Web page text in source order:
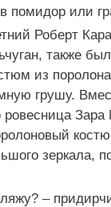
помидор или
Роберт
также
из
грушу.
ровесница Зара
зеркала,
–